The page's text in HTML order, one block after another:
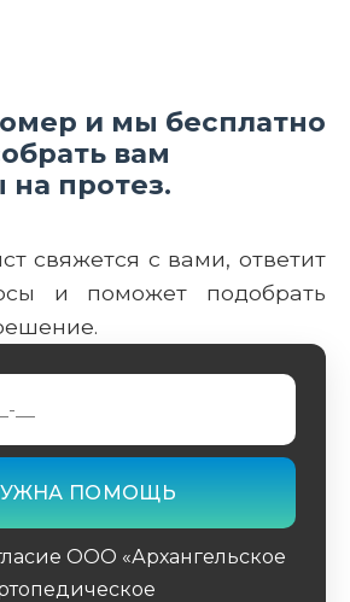
и мы бесплатно
вам
протез.
свяжется с вами, ответит
и поможет подобрать
ООО «Архангельское